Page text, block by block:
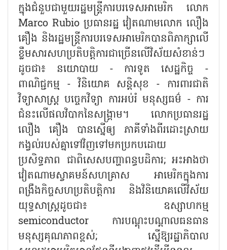
ក្នុងជំនួបជាមួយរដ្ឋមន្ត្រីការបរទេសអាមេរិក លោក
Marco Rubio ប្រធានរដ្ឋ វៀតណាមលោក លឿង
គឿង និងរដ្ឋមន្ត្រីការបរទេសអាមេរិកបានពិភាក្សាលើ
ខ្លឹមសារសហប្រតិបត្តិការជាច្រើនលើវិស័យសំខាន់ៗ
ដូចជា៖ នយោបាយ - ការទូត សេដ្ឋកិច្ច -
ពាណិជ្ជកម្ម - វិនិយោគ សន្តិសុខ - ការពារជាតិ
វិទ្យាសាស្ត្រ បច្ចេកវិទ្យា ការអប់រំ មនុស្សធម៌ - ការ
ជំនះលើផលវិបាកនៃសង្គ្រាម។ លោកប្រធានរដ្ឋ
លឿង គឿង បានស្នើឲ្យ ភាគីទាំងពីរដោះស្រាយ
កង្វល់របស់គ្នាទៅវិញទៅមកប្រកបដោយ
ប្រសិទ្ធភាព ជាពិសេសបញ្ហាពន្ធបដិការ; អះអាងថា
វៀតណាមស្វាគមន៍សហគ្រាស អាមេរិកក្នុងការ
ពង្រឹងកិច្ចសហប្រតិបត្តិការ និងវិនិយោគលើវិស័យ
យុទ្ធសាស្ត្រដូចជា៖ ឧស្សាហកម្ម
semiconductor ការបណ្តុះបណ្តាលធនធាន
មនុស្សគុណភាពខ្ពស់; ស្នើឱ្យរដ្ឋាភិបាល